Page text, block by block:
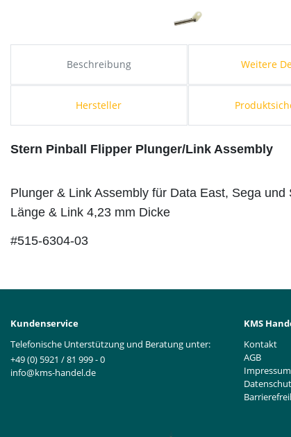
Beschreibung Weitere
Hersteller
Stern Pinball Flipper Plunger/Link Assembly
Plunger & Link Assembly für Data East, Sega
Länge & Link 4,23 mm Dicke
#515-6304-03
Kundenservice
Telefonische Unterstützung und Beratung unter:
+49 (0) 5921 / 81 999 - 0
info@kms-handel.de
KMS
Kontakt
AGB
Impressum